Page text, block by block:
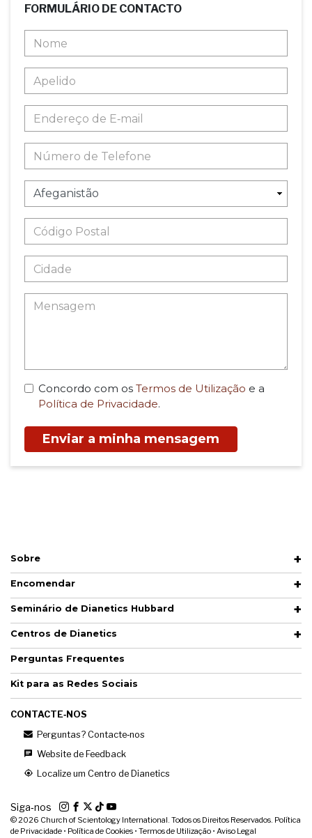
FORMULÁRIO DE CONTACTO
Concordo com os Termos de Utilização e a
Política de Privacidade.
Enviar a minha mensagem
Sobre
Encomendar
Seminário de Dianetics Hubbard
Centros de Dianetics
Perguntas Frequentes
Kit para as Redes Sociais
CONTACTE‑NOS
Perguntas? Contacte‑nos
Website de Feedback
Localize um Centro de Dianetics
Siga‑nos
© 2026 Church of Scientology International. Todos os Direitos Reservados. Política
de Privacidade • Política de Cookies • Termos de Utilização • Aviso Legal